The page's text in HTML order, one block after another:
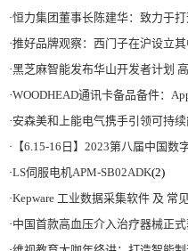
·恒力集团董事长陈建华：致力于打造全球行业标杆，为国家的
·推好品牌观察：西门子在沪设立其
·黑芝麻智能发布华山开发者计划
·WOODHEAD通讯卡备品备件：Applicom
·安森美和上能电气携手引领可持续能源应用的发展 两家公司
· 【6.15-16日】2023第八届中国
·LS伺服电机APM-SB02ADK(2)
·Kepware 工业数据采集软件 及 常
·中国首款高血压介入治疗器械正